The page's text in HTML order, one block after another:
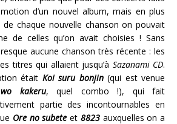
d’un nouvel album, mais en plus
chaque nouvelle chanson on pouvait
de celles qu’on avait choisies ! Sans
aucune chanson très récente : les
titres qui allaient jusqu’à Sazanami CD.
était Koi suru bonjin (qui est venue
kakeru, quel combo !), qui fait
partie des incontournables en
Ore no subete et 8823auxquelles on a